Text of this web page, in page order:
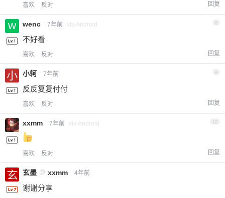
喜欢 反对 回复
wenc 7年前 via Android
不好看
喜欢 反对 回复
小轲 7年前 9
反反复复付付
喜欢 反对 回复
xxmm 7年前 via Android 10
喜欢 反对 回复
玄墨 @ xxmm 4年前
谢谢分享